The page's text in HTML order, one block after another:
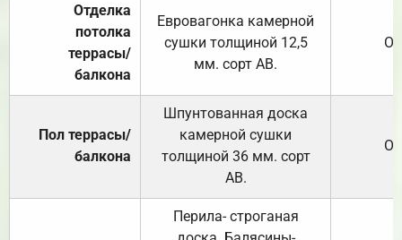
Отделка
потолка
террасы/
балкона
Евровагонка камерной
сушки толщиной 12,5
мм. сорт АВ.
Пол террасы/
балкона
Шпунтованная доска
камерной сушки
толщиной 36 мм. сорт
АВ.
Перила- строганая